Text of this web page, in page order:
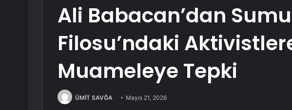
Ali Babacan’dan
Filosu’ndaki
Muameleye Tepki
ÜMİT SAVĞA Mayıs 21, 2026